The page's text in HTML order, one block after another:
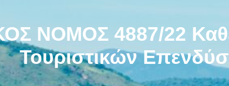
ΝΟΜΟΣ 4887/22
Τουριστικών